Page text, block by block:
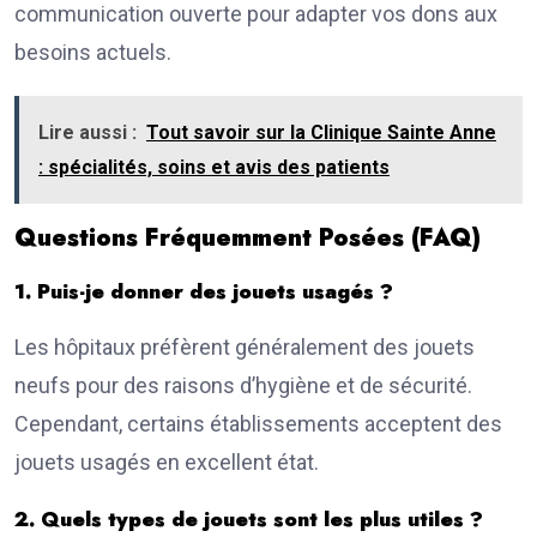
communication ouverte pour adapter vos dons aux
besoins actuels.
Lire aussi : Tout savoir sur la Clinique Sainte Anne
: spécialités, soins et avis des patients
Questions Fréquemment Posées (FAQ)
1. Puis-je donner des jouets usagés ?
Les hôpitaux préfèrent généralement des jouets
neufs pour des raisons d’hygiène et de sécurité.
Cependant, certains établissements acceptent des
jouets usagés en excellent état.
2. Quels types de jouets sont les plus utiles ?